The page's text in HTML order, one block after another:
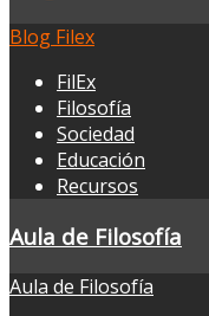
Blog Filex
FilEx
Filosofía
Sociedad
Educación
Recursos
Aula de Filosofía
Aula de Filosofía